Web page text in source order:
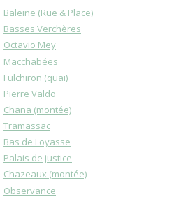
Baleine (Rue & Place)
Basses Verchères
Octavio Mey
Macchabées
Fulchiron (quai)
Pierre Valdo
Chana (montée)
Tramassac
Bas de Loyasse
Palais de justice
Chazeaux (montée)
Observance